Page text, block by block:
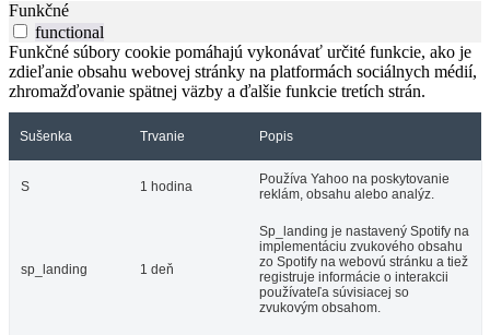
Funkčné
functional
Funkčné súbory cookie pomáhajú vykonávať určité funkcie, ako je
zdieľanie obsahu webovej stránky na platformách sociálnych médií,
zhromažďovanie spätnej väzby a ďalšie funkcie tretích strán.
Sušenka Trvanie Popis
S 1 hodina
Používa Yahoo na poskytovanie
reklám, obsahu alebo analýz.
sp_landing 1 deň
Sp_landing je nastavený Spotify na
implementáciu zvukového obsahu
zo Spotify na webovú stránku a tiež
registruje informácie o interakcii
používateľa súvisiacej so
zvukovým obsahom.